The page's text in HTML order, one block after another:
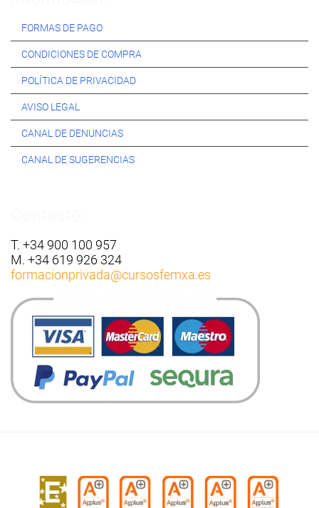
FORMAS DE PAGO
CONDICIONES DE COMPRA
POLÍTICA DE PRIVACIDAD
AVISO LEGAL
CANAL DE DENUNCIAS
CANAL DE SUGERENCIAS
T. +34 900 100 957
M. +34 619 926 324
formacionprivada@cursosfemxa.es